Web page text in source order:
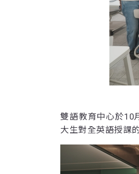
雙語教育中心於10
大生對全英語授課